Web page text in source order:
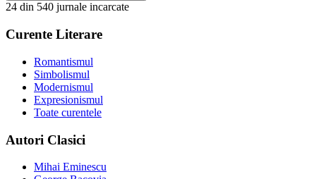
24 din 540 jurnale incarcate
Curente Literare
Romantismul
Simbolismul
Modernismul
Expresionismul
Toate curentele
Autori Clasici
Mihai Eminescu